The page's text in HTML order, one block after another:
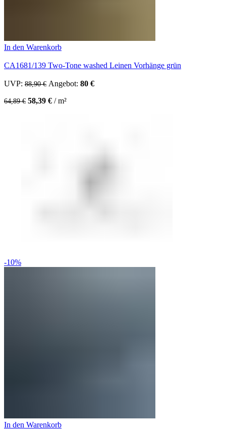
In den Warenkorb
CA1681/139 Two-Tone washed Leinen Vorhänge grün
UVP: 88,90€ Ursprünglicher Preis war: 88,90 €
Angebot: 80 €
64,89€ 58,39 € /m²
-10%
In den Warenkorb